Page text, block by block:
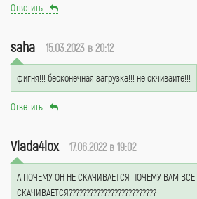
Ответить
saha 15.03.2023 в 20:12
фигня!!! бесконечная загрузка!!! не скчивайте!!!
Ответить
Vlada4lox 17.06.2022 в 19:02
А ПОЧЕМУ ОН НЕ СКАЧИВАЕТСЯ ПОЧЕМУ ВАМ
СКАЧИВАЕТСЯ?????????????????????????